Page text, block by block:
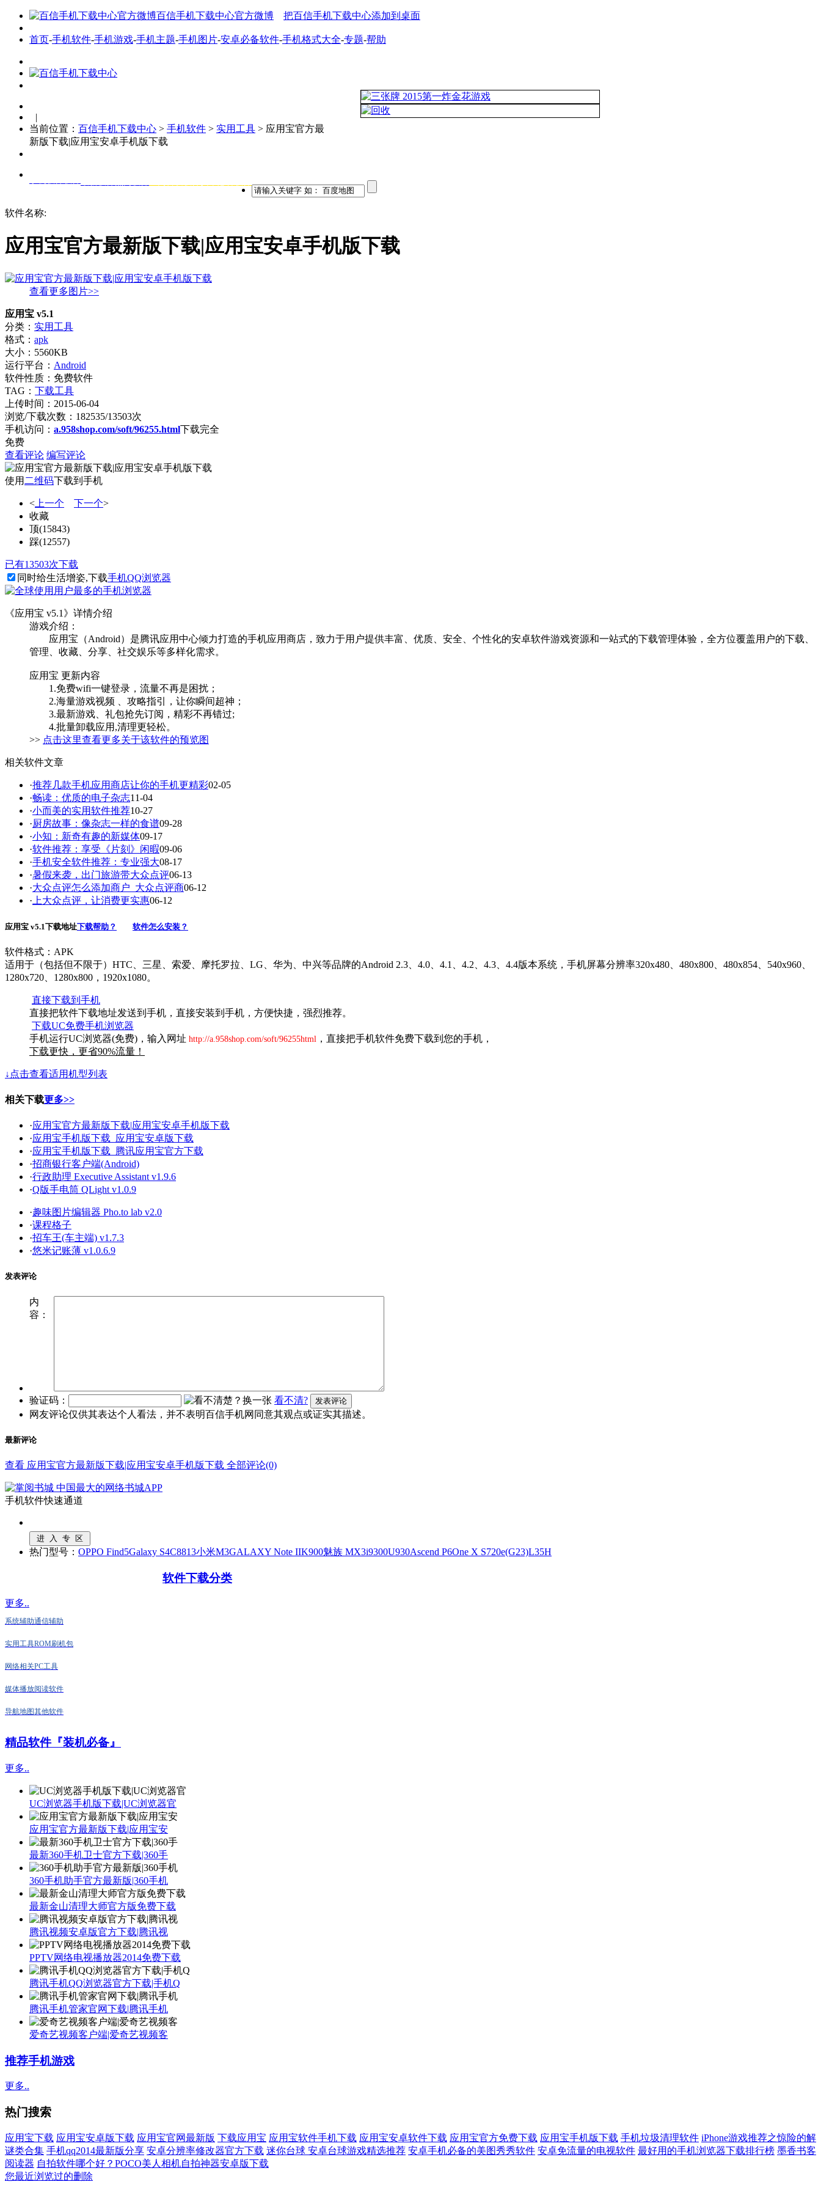
百信手机下载中心官方微博 把百信手机下载中心添加到桌面
首页-手机软件-手机游戏-手机主题-手机图片-安卓必备软件-手机格式大全-专题-帮助
|
当前位置： 百信手机下载中心 > 手机软件 > 实用工具 > 应用宝官方最
新版下载|应用宝安卓手机版下载
软件名称:
应用宝官方最新版下载|应用宝安卓手机版下载
查看更多图片>>
应用宝 v5.1
分类： 实用工具
格式： apk
大小：5560KB
运行平台： Android
软件性质：免费软件
TAG： 下载工具
上传时间：2015-06-04
浏览/下载次数：182535/13503次
手机访问： a.958shop.com/soft/96255.html下载完全
免费
查看评论 编写评论
使用 二维码下载到手机
< 上一个 下一个>
收藏
顶(15843)
踩(12557)
已有13503次下载
同时给生活增姿,下载手机QQ浏览器
《应用宝 v5.1》详情介绍
游戏介绍：
应用宝（Android）是腾讯应用中心倾力打造的手机应用商店，致力于用户提供丰富、优质、安全、个性化的安卓软件游戏资源和一站式的下载管理体验，全方位覆盖用户的下载、
管理、收藏、分享、社交娱乐等多样化需求。
应用宝 更新内容
1.免费wifi一键登录，流量不再是困扰；
2.海量游戏视频 、攻略指引，让你瞬间超神；
3.最新游戏、礼包抢先订阅，精彩不再错过;
4.批量卸载应用,清理更轻松。
>> 点击这里查看更多关于该软件的预览图
相关软件文章
·推荐几款手机应用商店让你的手机更精彩02-05
·畅读：优质的电子杂志11-04
·小而美的实用软件推荐10-27
·厨房故事：像杂志一样的食谱09-28
·小知：新奇有趣的新媒体09-17
·软件推荐：享受《片刻》闲暇09-06
·手机安全软件推荐：专业强大08-17
·暑假来袭，出门旅游带大众点评06-13
·大众点评怎么添加商户_大众点评商06-12
· 上大众点评，让消费更实惠06-12
应用宝 v5.1下载地址下载帮助？ 软件怎么安装？
软件格式：APK
适用于（包括但不限于）HTC、三星、索爱、摩托罗拉、LG、华为、中兴等品牌的Android 2.3、4.0、4.1、4.2、4.3、4.4版本系统，手机屏幕分辨率320x480、480x800、480x854、540x960、
1280x720、1280x800，1920x1080。
直接下载到手机
直接把软件下载地址发送到手机，直接安装到手机，方便快捷，强烈推荐。
下载UC免费手机浏览器
手机运行UC浏览器(免费)，输入网址 http://a.958shop.com/soft/96255html ，直接把手机软件免费下载到您的手机，
下载更快，更省90%流量！
↓点击查看适用机型列表
相关下载更多>>
·应用宝官方最新版下载|应用宝安卓手机版下载
·应用宝手机版下载_应用宝安卓版下载
·应用宝手机版下载_腾讯应用宝官方下载
·招商银行客户端(Android)
·行政助理 Executive Assistant v1.9.6
·Q版手电筒 QLight v1.0.9
·趣味图片编辑器 Pho.to lab v2.0
·课程格子
·招车王(车主端) v1.7.3
·悠米记账薄 v1.0.6.9
发表评论
内
容：
验证码：
看不清?
网友评论仅供其表达个人看法，并不表明百信手机网同意其观点或证实其描述。
最新评论
查看 应用宝官方最新版下载|应用宝安卓手机版下载 全部评论(0)
手机软件快速通道
热门型号： OPPO Find5Galaxy S4C8813小米M3GALAXY Note IIK900魅族 MX3i9300U930Ascend P6One X S720e(G23)L35H
软件下载分类
更多..
系统辅助通信辅助
实用工具ROM刷机包
网络相关PC工具
媒体播放阅读软件
导航地图其他软件
精品软件『装机必备』
更多..
UC浏览器手机版下载|UC浏览器官
应用宝官方最新版下载|应用宝安
最新360手机卫士官方下载|360手
360手机助手官方最新版|360手机
最新金山清理大师官方版免费下载
腾讯视频安卓版官方下载|腾讯视
PPTV网络电视播放器2014免费下载
腾讯手机QQ浏览器官方下载|手机Q
腾讯手机管家官网下载|腾讯手机
爱奇艺视频客户端|爱奇艺视频客
推荐手机游戏
更多..
热门搜索
应用宝下载 应用宝安卓版下载 应用宝官网最新版 下载应用宝 应用宝软件手机下载 应用宝安卓软件下载 应用宝官方免费下载 应用宝手机版下载 手机垃圾清理软件 iPhone游戏推荐之惊险的解
谜类合集 手机qq2014最新版分享 安卓分辨率修改器官方下载 迷你台球 安卓台球游戏精选推荐 安卓手机必备的美图秀秀软件 安卓免流量的电视软件 最好用的手机浏览器下载排行榜 墨香书客
阅读器 自拍软件哪个好？POCO美人相机自拍神器安卓版下载
您最近浏览过的删除